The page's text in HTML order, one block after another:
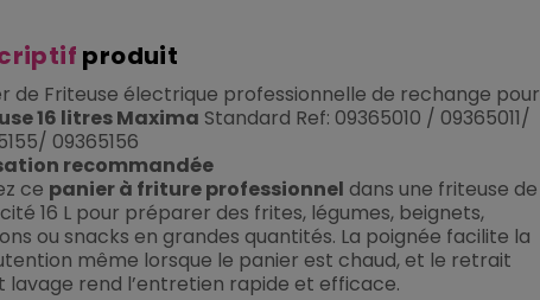
produit
de Friteuse électrique professionnelle de rechange pour
16 litres Maxima Standard Ref: 09365010 / 09365011/
09365156
recommandée
ce panier à friture professionnel dans une friteuse de
16 L pour préparer des frites, légumes, beignets,
ou snacks en grandes quantités. La poignée facilite la
même lorsque le panier est chaud, et le retrait
lavage rend l’entretien rapide et efficace.